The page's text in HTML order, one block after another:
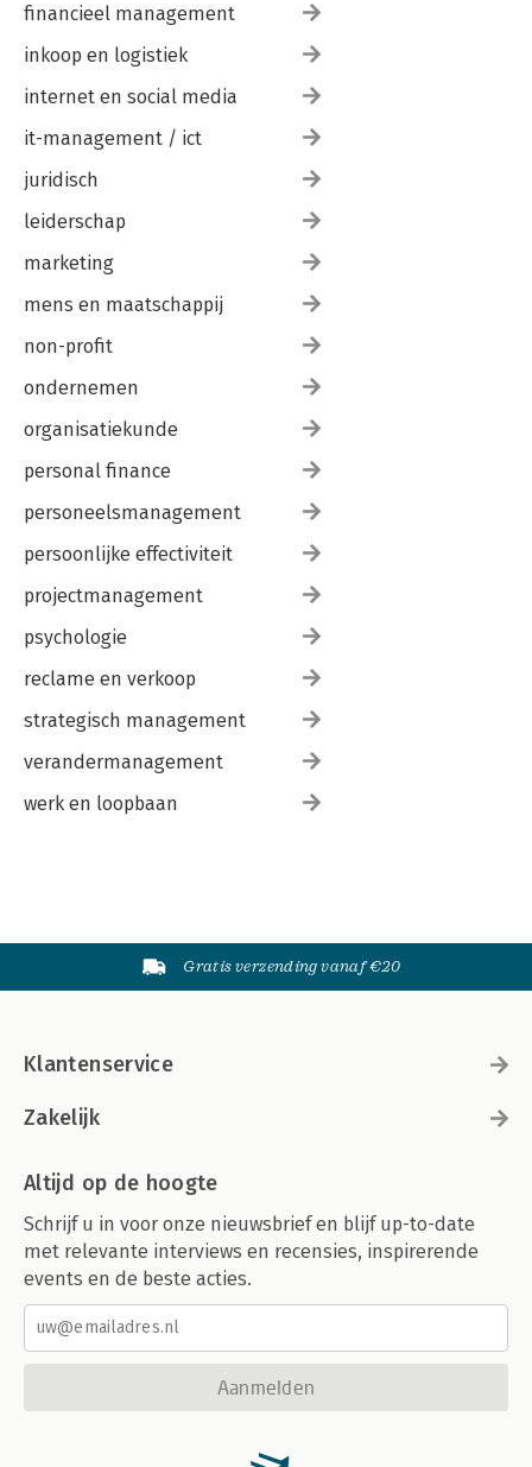
financieel management
inkoop en logistiek
internet en social media
it-management / ict
juridisch
leiderschap
marketing
mens en maatschappij
non-profit
ondernemen
organisatiekunde
personal finance
personeelsmanagement
persoonlijke effectiviteit
projectmanagement
psychologie
reclame en verkoop
strategisch management
verandermanagement
werk en loopbaan
Gratis verzending vanaf €20
Klantenservice
Zakelijk
Altijd op de hoogte
Schrijf u in voor onze nieuwsbrief en blijf up-to-date
met relevante interviews en recensies, inspirerende
events en de beste acties.
Aanmelden